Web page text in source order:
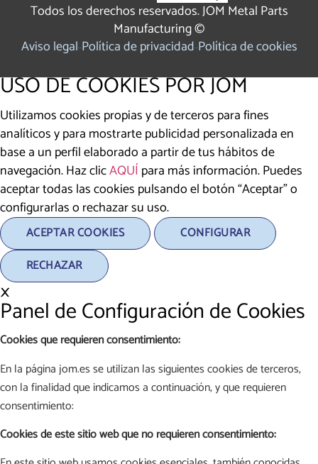
Todos los derechos reservados. JOM Metal Parts
Manufacturing ©
Aviso legalPolítica de privacidadPolítica de cookies
USO DE COOKIES POR JOM
Utilizamos cookies propias y de terceros para fines
analíticos y para mostrarte publicidad personalizada en
base a un perfil elaborado a partir de tus hábitos de
navegación. Haz clicAQUÍ para más información. Puedes
aceptar todas las cookies pulsando el botón “Aceptar” o
configurarlas o rechazar su uso.
ACEPTAR COOKIES
CONFIGURAR
RECHAZAR
×
Panel de Configuración de Cookies
Cookies que requieren consentimiento:
En la página jom.es se utilizan las siguientes cookies de terceros,
con la finalidad que indicamos a continuación, y que requieren
consentimiento:
Cookies de este sitio web que no requieren consentimiento: